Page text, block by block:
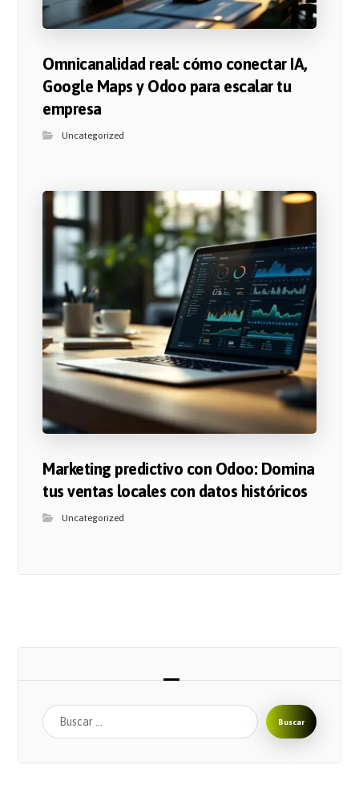
Omnicanalidad real: cómo conectar IA,
Google Maps y Odoo para escalar tu
empresa
Uncategorized
Marketing predictivo con Odoo: Domina
tus ventas locales con datos históricos
Uncategorized
Buscar